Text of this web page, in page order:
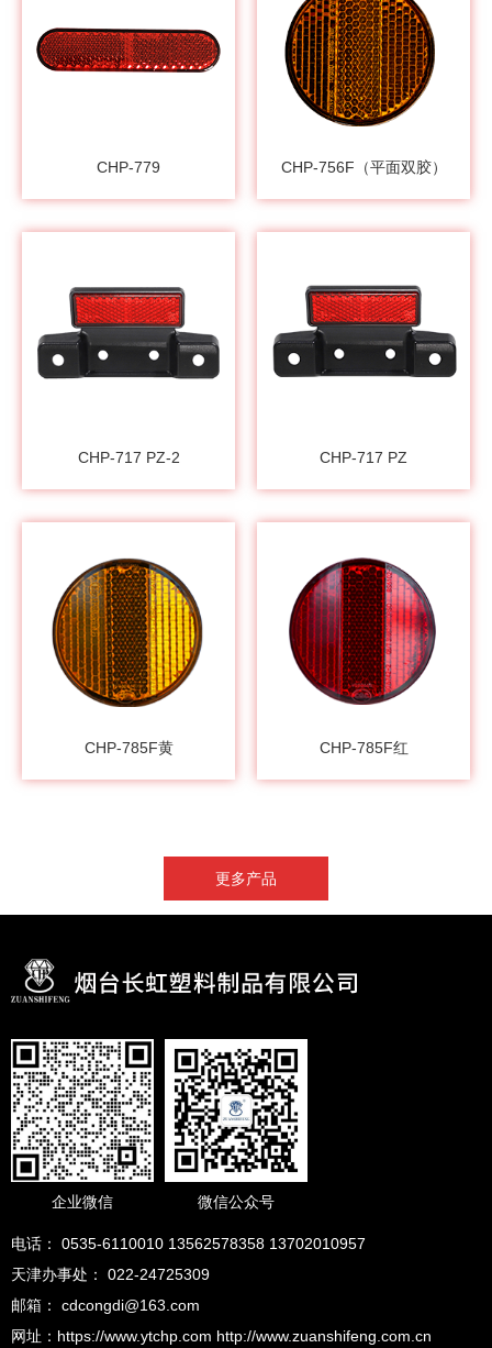
CHP-779 CHP-756F（平面双胶）
CHP-717 PZ-2 CHP-717 PZ
CHP-785F黄 CHP-785F红
更多产品
企业微信 微信公众号
电话： 0535-6110010 13562578358 13702010957
天津办事处： 022-24725309
邮箱： cdcongdi@163.com
网址：https://www.ytchp.com http://www.zuanshifeng.com.cn